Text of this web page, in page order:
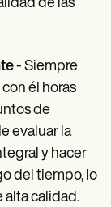
de las
- Siempre
él horas
de
evaluar la
y hacer
del tiempo, lo
alta calidad.